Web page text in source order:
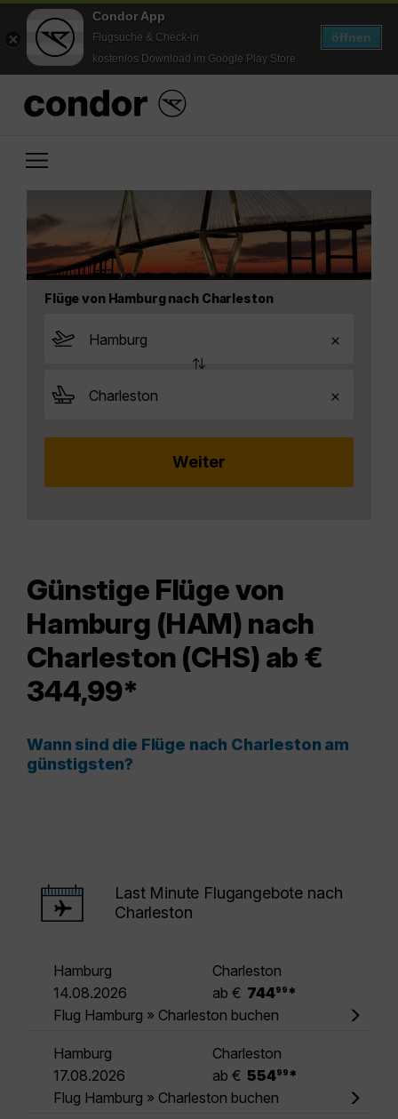
Condor App
Flugsuche & Check-in
kostenlos Download im Google Play Store
öffnen
Flüge von Hamburg nach Charleston
Günstige Flüge von
Hamburg (HAM) nach
Charleston (CHS) ab €
344,99*
Wann sind die Flüge nach Charleston am
günstigsten?
Last Minute Flugangebote nach
Charleston
Hamburg
Charleston
14.08.2026
ab € 74499 *
Flug Hamburg » Charleston buchen
Hamburg
Charleston
17.08.2026
ab € 55499 *
Flug Hamburg » Charleston buchen